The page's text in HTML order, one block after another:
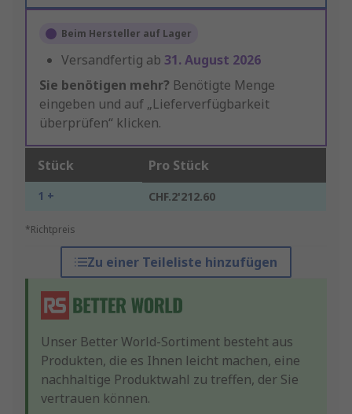
Beim Hersteller auf Lager
Versandfertig ab 31. August 2026
Sie benötigen mehr? Benötigte Menge
eingeben und auf „Lieferverfügbarkeit
überprüfen“ klicken.
Stück Pro Stück
1 + CHF.2'212.60
*Richtpreis
Zu einer Teileliste hinzufügen
Unser Better World-Sortiment besteht aus
Produkten, die es Ihnen leicht machen, eine
nachhaltige Produktwahl zu treffen, der Sie
vertrauen können.